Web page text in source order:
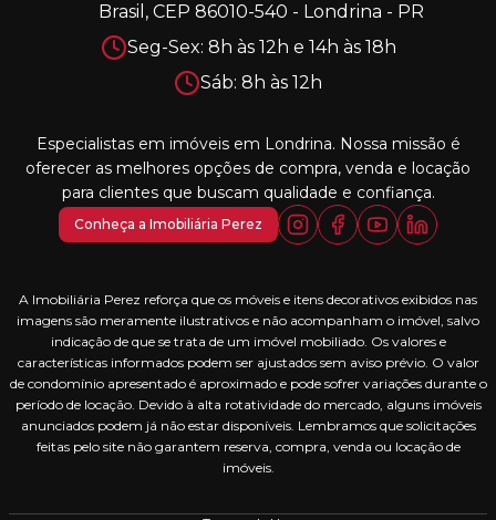
Brasil, CEP 86010-540 - Londrina - PR
Seg-Sex: 8h às 12h e 14h às 18h
Sáb: 8h às 12h
Especialistas em imóveis em Londrina. Nossa missão é
oferecer as melhores opções de compra, venda e locação
para clientes que buscam qualidade e confiança.
Conheça a Imobiliária Perez
A Imobiliária Perez reforça que os móveis e itens decorativos exibidos nas
imagens são meramente ilustrativos e não acompanham o imóvel, salvo
indicação de que se trata de um imóvel mobiliado. Os valores e
características informados podem ser ajustados sem aviso prévio. O valor
de condomínio apresentado é aproximado e pode sofrer variações durante o
período de locação. Devido à alta rotatividade do mercado, alguns imóveis
anunciados podem já não estar disponíveis. Lembramos que solicitações
feitas pelo site não garantem reserva, compra, venda ou locação de
imóveis.